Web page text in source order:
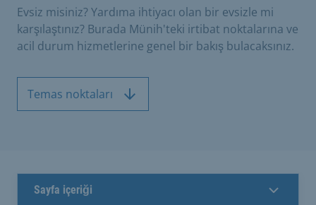
Evsiz misiniz? Yardıma ihtiyacı olan bir evsizle mi
karşılaştınız? Burada Münih'teki irtibat noktalarına ve
acil durum hizmetlerine genel bir bakış bulacaksınız.
Temas noktaları
Sayfa içeriği